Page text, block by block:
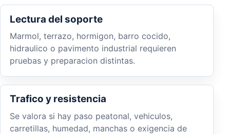
Lectura del soporte
Marmol, terrazo, hormigon, barro cocido,
hidraulico o pavimento industrial requieren
pruebas y preparacion distintas.
Trafico y resistencia
Se valora si hay paso peatonal, vehiculos,
carretillas, humedad, manchas o exigencia de